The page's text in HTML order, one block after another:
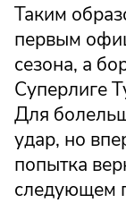
Таким
первым
сезона, а
Суперлиге
Для
удар, но
попытка
следующем